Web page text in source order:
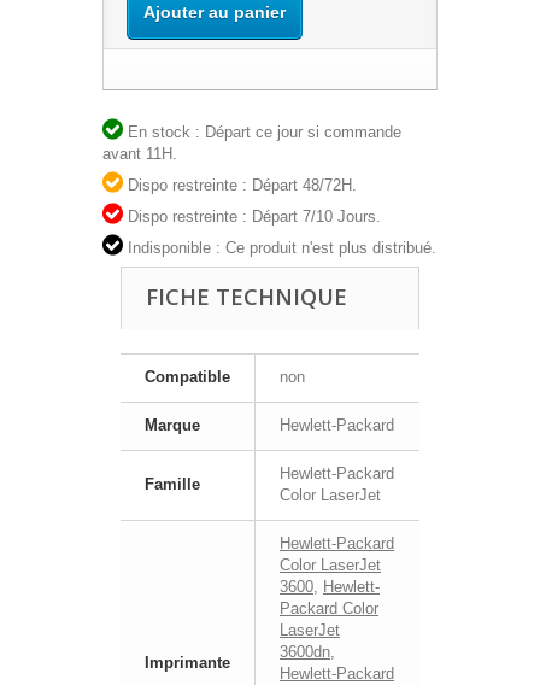
Ajouter au panier
En stock : Départ ce jour si commande
avant 11H.
Dispo restreinte : Départ 48/72H.
Dispo restreinte : Départ 7/10 Jours.
Indisponible : Ce produit n'est plus distribué.
FICHE TECHNIQUE
Compatible non
Marque Hewlett-Packard
Famille
Hewlett-Packard
Color LaserJet
Imprimante
Hewlett-Packard
Color LaserJet
3600, Hewlett-
Packard Color
LaserJet
3600dn,
Hewlett-Packard